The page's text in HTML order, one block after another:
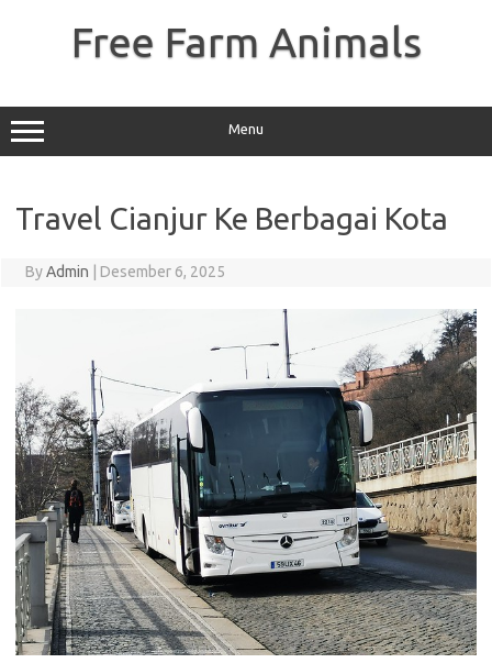
Free Farm Animals
Menu
Travel Cianjur Ke Berbagai Kota
ByAdmin Desember 6, 2025